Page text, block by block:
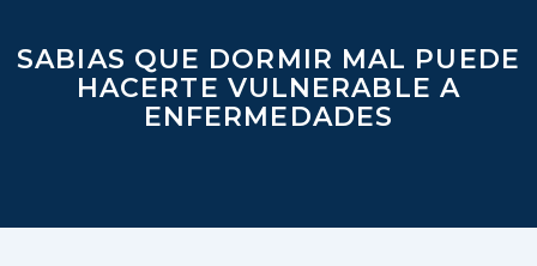
SABIAS QUE DORMIR MAL PUEDE
HACERTE VULNERABLE A
ENFERMEDADES